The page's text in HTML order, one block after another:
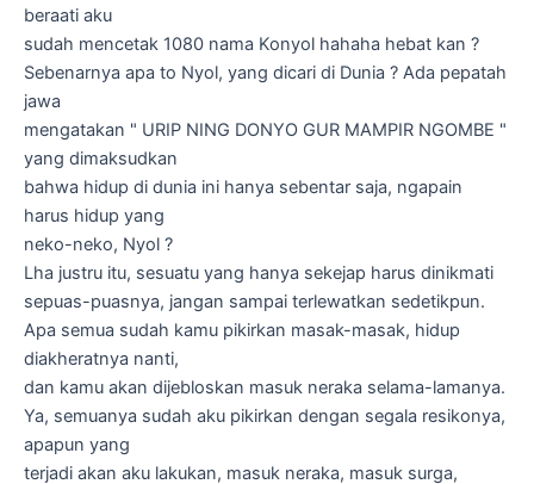
beraati aku
sudah mencetak 1080 nama Konyol hahaha hebat kan ?
Sebenarnya apa to Nyol, yang dicari di Dunia ? Ada pepatah
jawa
mengatakan " URIP NING DONYO GUR MAMPIR NGOMBE "
yang dimaksudkan
bahwa hidup di dunia ini hanya sebentar saja, ngapain
harus hidup yang
neko-neko, Nyol ?
Lha justru itu, sesuatu yang hanya sekejap harus dinikmati
sepuas-puasnya, jangan sampai terlewatkan sedetikpun.
Apa semua sudah kamu pikirkan masak-masak, hidup
diakheratnya nanti,
dan kamu akan dijebloskan masuk neraka selama-lamanya.
Ya, semuanya sudah aku pikirkan dengan segala resikonya,
apapun yang
terjadi akan aku lakukan, masuk neraka, masuk surga,